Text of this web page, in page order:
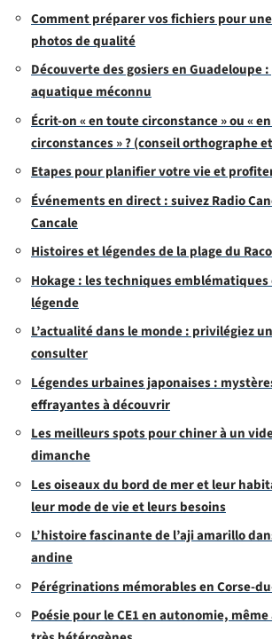
Comment préparer vos fichiers pour
photos de qualité
Découverte des gosiers en Guadeloupe
aquatique méconnu
Écrit-on « en toute circonstance » ou «
circonstances » ? (conseil orthographe
Etapes pour planifier votre vie et
Événements en direct : suivez Radio
Cancale
Histoires et légendes de la plage du
Hokage : les techniques
légende
L’actualité dans le monde : privilégiez
consulter
Légendes urbaines japonaises :
effrayantes à découvrir
Les meilleurs spots pour chiner à un
dimanche
Les oiseaux du bord de mer et leur
leur mode de vie et leurs besoins
L’histoire fascinante de l’aji amarillo
andine
Pérégrinations mémorables en Corse-
Poésie pour le CE1 en autonomie,